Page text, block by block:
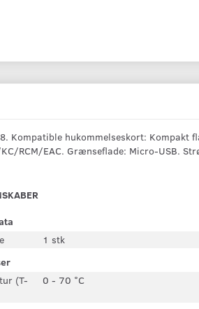
Kompatible hukommelseskort: Kompakt
RCM/EAC. Grænseflade: Micro-USB.
1 stk
(T-
0 - 70 °C